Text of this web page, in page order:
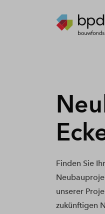
Finden Sie
unserer
zukünftigen